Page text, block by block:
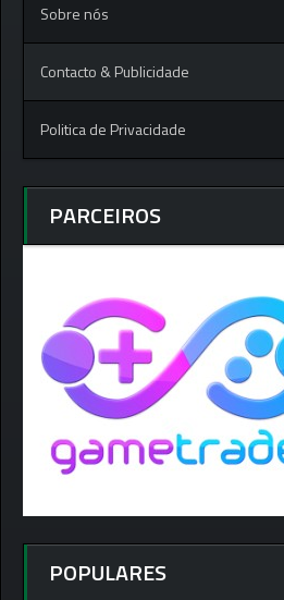
Sobre nós
Contacto & Publicidade
Politica de Privacidade
PARCEIROS
POPULARES